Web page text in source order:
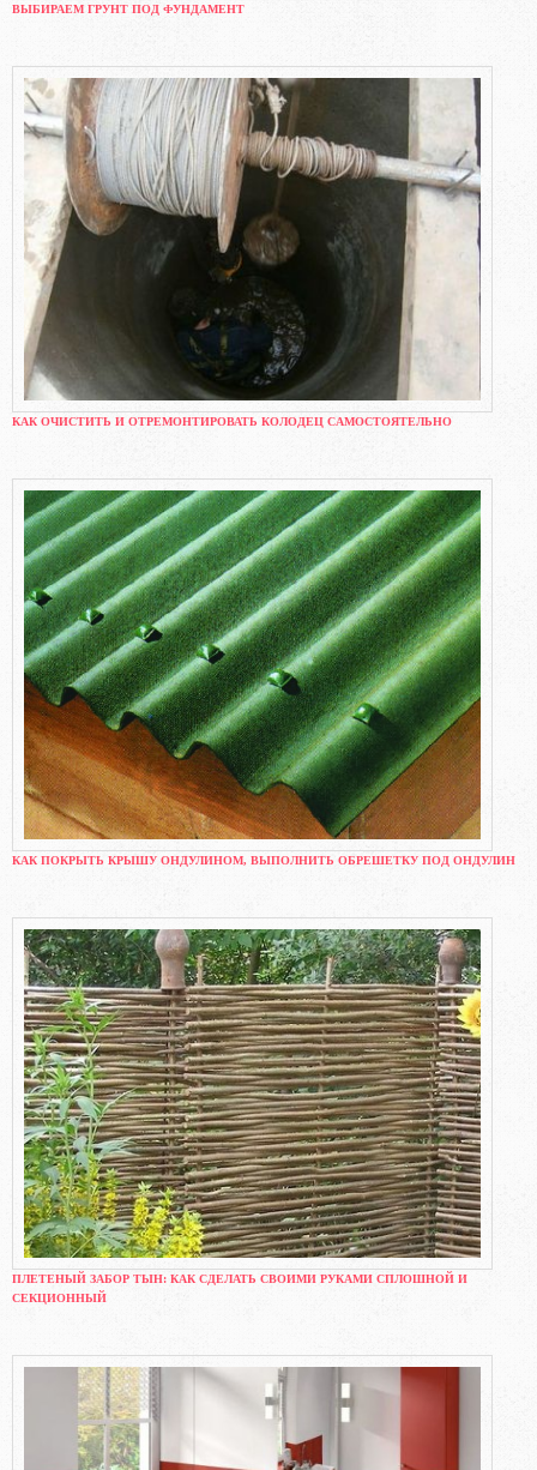
ВЫБИРАЕМ ГРУНТ ПОД ФУНДАМЕНТ
КАК ОЧИСТИТЬ И ОТРЕМОНТИРОВАТЬ КОЛОДЕЦ САМОСТОЯТЕЛЬНО
КАК ПОКРЫТЬ КРЫШУ ОНДУЛИНОМ, ВЫПОЛНИТЬ ОБРЕШЕТКУ ПОД ОНДУЛИН
ПЛЕТЕНЫЙ ЗАБОР ТЫН: КАК СДЕЛАТЬ СВОИМИ РУКАМИ СПЛОШНОЙ И
СЕКЦИОННЫЙ